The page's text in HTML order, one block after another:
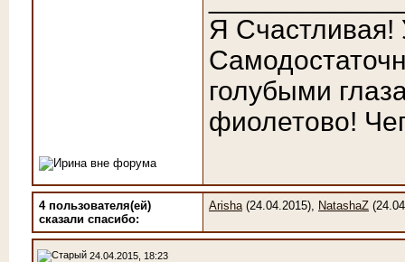
Я Счастливая!
голубыми
фиолетово!
4 пользователя(ей)
сказали cпасибо:
Arisha(24.04.2015), NatashaZ
24.04.2015, 18:23